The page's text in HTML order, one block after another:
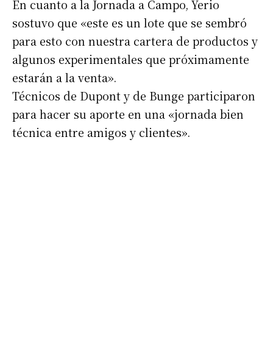
Suscribirme gratis
En cuanto a la Jornada a Campo, Yerio
sostuvo que «este es un lote que se sembró
para esto con nuestra cartera de productos y
algunos experimentales que próximamente
estarán a la venta».
Técnicos de Dupont y de Bunge participaron
para hacer su aporte en una «jornada bien
técnica entre amigos y clientes».